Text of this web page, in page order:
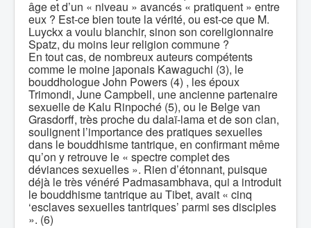
âge et d’un « niveau » avancés « pratiquent » entre
eux ? Est-ce bien toute la vérité, ou est-ce que M.
Luyckx a voulu blanchir, sinon son coreligionnaire
Spatz, du moins leur religion commune ?
En tout cas, de nombreux auteurs compétents
comme le moine japonais Kawaguchi (3), le
bouddhologue John Powers (4) , les époux
Trimondi, June Campbell, une ancienne partenaire
sexuelle de Kalu Rinpoché (5), ou le Belge van
Grasdorff, très proche du dalaï-lama et de son clan,
soulignent l’importance des pratiques sexuelles
dans le bouddhisme tantrique, en confirmant même
qu’on y retrouve le « spectre complet des
déviances sexuelles ». Rien d’étonnant, puisque
déjà le très vénéré Padmasambhava, qui a introduit
le bouddhisme tantrique au Tibet, avait « cinq
‘esclaves sexuelles tantriques’ parmi ses disciples
». (6)